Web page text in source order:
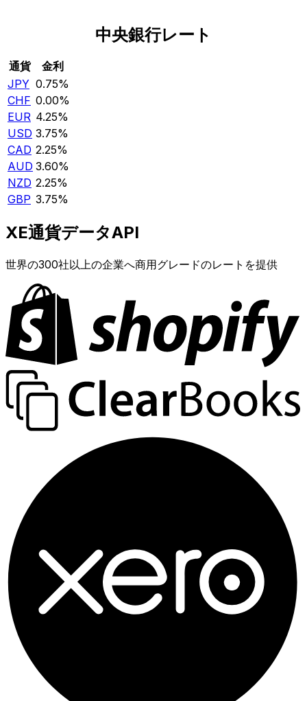
中央銀行レート
通貨
金利
JPY 0.75%
CHF 0.00%
EUR 4.25%
USD 3.75%
CAD 2.25%
AUD 3.60%
NZD 2.25%
GBP 3.75%
XE通貨データAPI
世界の300社以上の企業へ商用グレードのレートを提供